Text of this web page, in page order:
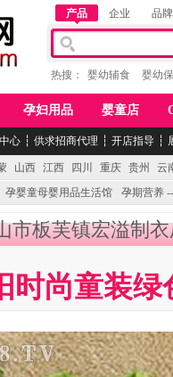
湖南迈亨母婴用品有限
产品 企业 品牌
热搜： 婴幼辅食 婴幼
孕妇用品 婴童店
心 ┆ 供求招商代理 ┆ 开店指导 ┆
山西 江西 四川 重庆 贵州
云
孕婴童母婴用品生活馆 孕期营养
市板芙镇宏溢制
时尚童装绿